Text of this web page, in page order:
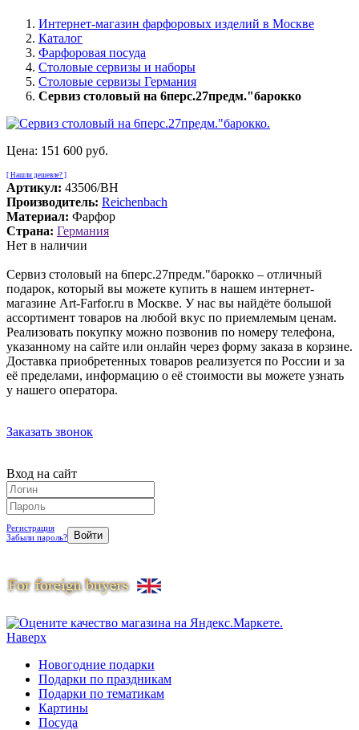
Интернет-магазин фарфоровых изделий в Москве
Каталог
Фарфоровая посуда
Столовые сервизы и наборы
Столовые сервизы Германия
Сервиз столовый на 6перс.27предм."барокко
Цена: 151 600 руб.
[ Нашли дешевле? ]
Артикул: 43506/BH
Производитель: Reichenbach
Материал: Фарфор
Страна: Германия
Нет в наличии
Сервиз столовый на 6перс.27предм."барокко – отличный
подарок, который вы можете купить в нашем интернет-
магазине Art-Farfor.ru в Москве. У нас вы найдёте большой
ассортимент товаров на любой вкус по приемлемым ценам.
Реализовать покупку можно позвонив по номеру телефона,
указанному на сайте или онлайн через форму заказа в корзине.
Доставка приобретенных товаров реализуется по России и за
её пределами, информацию о её стоимости вы можете узнать
у нашего оператора.
Заказать звонок
Вход на сайт
Регистрация
Забыли пароль?
Наверх
Новогодние подарки
Подарки по праздникам
Подарки по тематикам
Картины
Посуда